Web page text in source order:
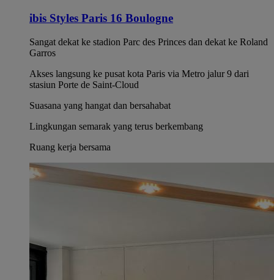
ibis Styles Paris 16 Boulogne
Sangat dekat ke stadion Parc des Princes dan dekat ke Roland
Garros
Akses langsung ke pusat kota Paris via Metro jalur 9 dari
stasiun Porte de Saint-Cloud
Suasana yang hangat dan bersahabat
Lingkungan semarak yang terus berkembang
Ruang kerja bersama